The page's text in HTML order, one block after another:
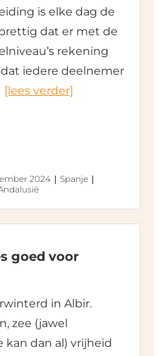
is elke dag de
dat er met de
rekening
iedere deelnemer
[lees verder]
2024
Spanje
goed voor
in Albir.
zee (jawel
kan dan al) vrijheid